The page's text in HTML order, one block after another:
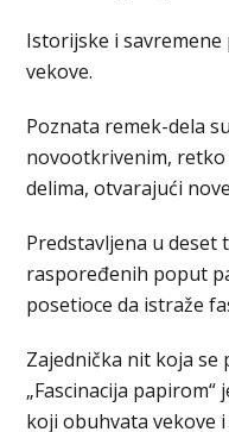
Istorijske i
vekove.
Poznata remek-dela
novootkrivenim,
delima, otvarajući
Predstavljena u deset
raspoređenih poput
posetioce da istraže
Zajednička nit koja
„Fascinacija
koji obuhvata vekove